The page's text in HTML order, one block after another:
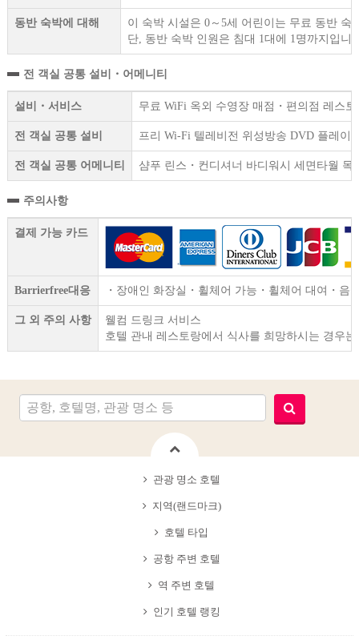
동반 숙박에 대해
이 숙박 시설은 0～5세 어린이는 무료 동반 숙
단, 동반 숙박 인원은 침대 1대에 1명까지입니
전 객실 공통 설비・어메니티
설비・서비스 무료 WiFi 옥외 수영장 매점・편의점 레스
전 객실 공통 설비 프리 Wi-Fi 텔레비전 위성방송 DVD 플레
전 객실 공통 어메니티 샴푸 린스・컨디셔너 바디워시 세면타월
주의사항
결제 가능 카드
Barrierfree대응 ・장애인 화장실・휠체어 가능・휠체어 대여・음
그 외 주의 사항
웰컴 드링크 서비스
호텔 관내 레스토랑에서 식사를 희망하시는 경우
관광 명소 호텔
지역(랜드마크)
호텔 타입
공항 주변 호텔
역 주변 호텔
인기 호텔 랭킹